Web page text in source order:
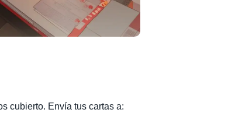
cubierto. Envía tus cartas a: